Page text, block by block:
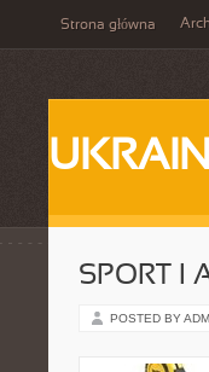
Strona główna
SPORT I
POSTED BY